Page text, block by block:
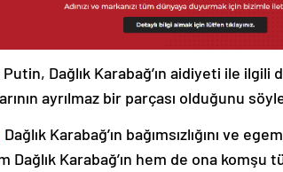
Putin, Dağlık Karabağ’ın aidiyeti ile
ayrılmaz bir parçası olduğunu
Dağlık Karabağ’ın bağımsızlığını ve
Dağlık Karabağ’ın hem de ona